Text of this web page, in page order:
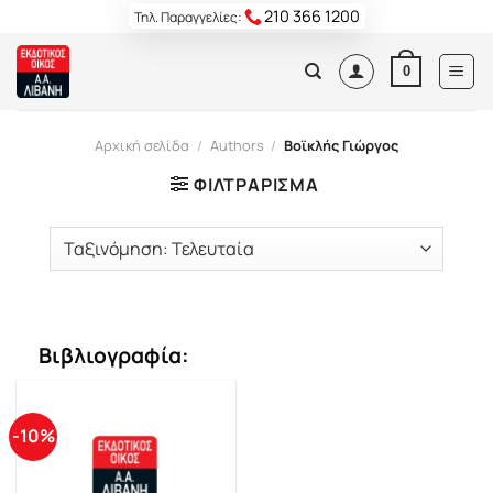
content
Τηλ. Παραγγελίες: 210 366 1200
0
Αρχική σελίδα / Authors / Βοϊκλής Γιώργος
ΦΙΛΤΡΆΡΙΣΜΑ
Βιβλιογραφία:
-10%